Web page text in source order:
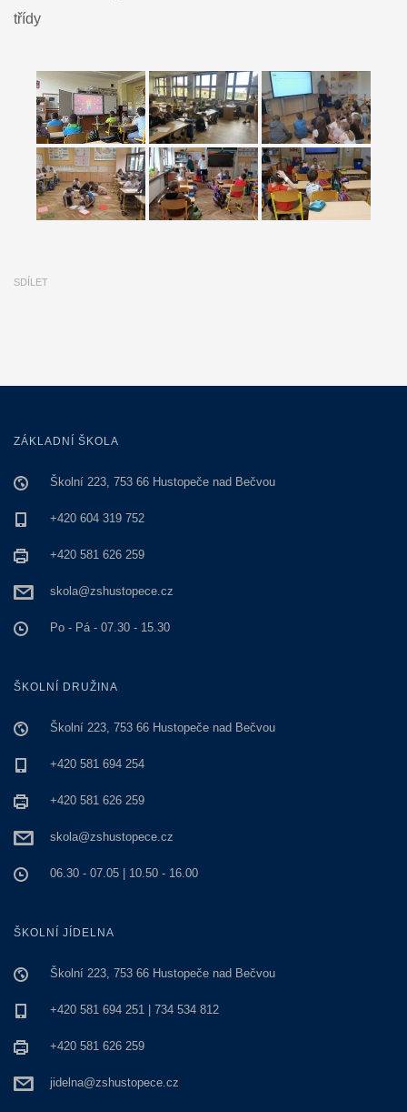
třídy
SDÍLET
ZÁKLADNÍ ŠKOLA
Školní 223, 753 66 Hustopeče nad Bečvou
+420 604 319 752
+420 581 626 259
skola@zshustopece.cz
Po - Pá - 07.30 - 15.30
ŠKOLNÍ DRUŽINA
Školní 223, 753 66 Hustopeče nad Bečvou
+420 581 694 254
+420 581 626 259
skola@zshustopece.cz
06.30 - 07.05 | 10.50 - 16.00
ŠKOLNÍ JÍDELNA
Školní 223, 753 66 Hustopeče nad Bečvou
+420 581 694 251 | 734 534 812
+420 581 626 259
jidelna@zshustopece.cz